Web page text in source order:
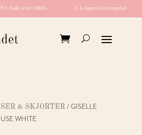
Fri frakt over 1000,- 1-5 dagers leveringstid
& SKJORTER/ GISELLE
WHITE